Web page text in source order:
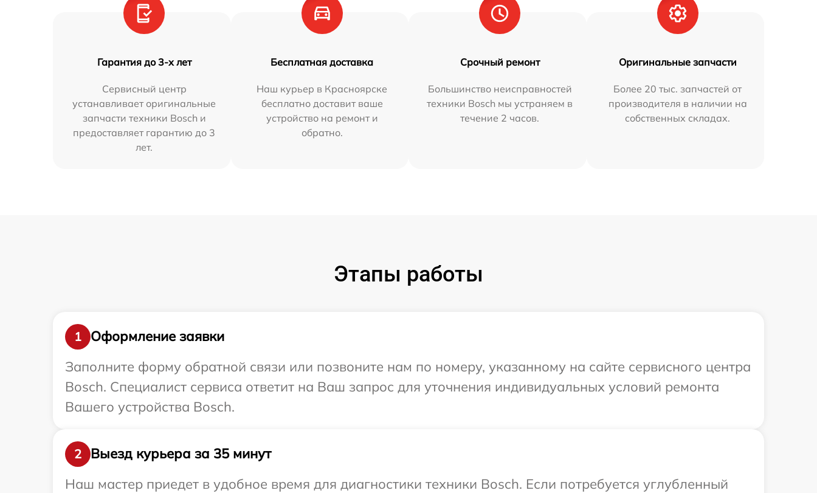
Гарантия до 3-х лет
Сервисный центр
устанавливает оригинальные
запчасти техники Bosch и
предоставляет гарантию до 3
лет.
Бесплатная доставка
Наш курьер в Красноярске
бесплатно доставит ваше
устройство на ремонт и
обратно.
Срочный ремонт
Большинство неисправностей
техники Bosch мы устраняем в
течение 2 часов.
Оригинальные запчасти
Более 20 тыс. запчастей от
производителя в наличии на
собственных складах.
Этапы работы
1
Оформление заявки
Заполните форму обратной связи или позвоните нам по номеру, указанному на сайте сервисного центра
Bosch. Специалист сервиса ответит на Ваш запрос для уточнения индивидуальных условий ремонта
Вашего устройства Bosch.
2
Выезд курьера за 35 минут
Наш мастер приедет в удобное время для диагностики техники Bosch. Если потребуется углубленный